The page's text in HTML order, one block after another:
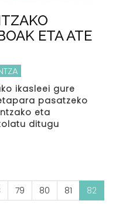
ETA ATE
ikasleei gure
pasatzeko
eta
ditugu
79 80 81
82